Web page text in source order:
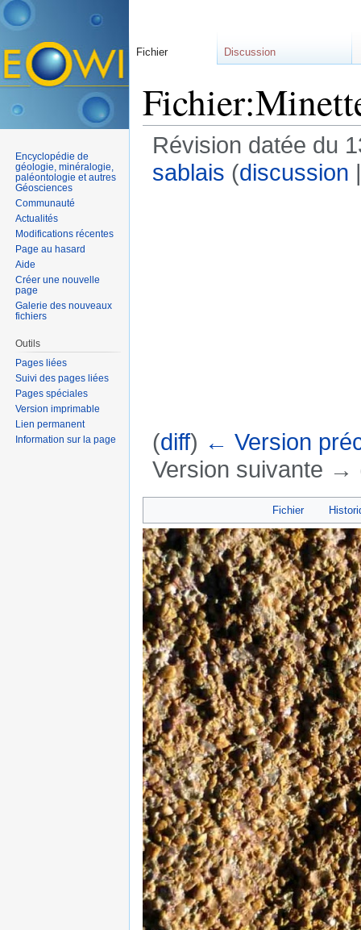
Révision datée du
sablais (discussion
(diff) ← Version
Version suivante →
Fichier
Fichier Discussion
Encyclopédie de
géologie, minéralogie,
paléontologie et autres
Géosciences
Communauté
Actualités
Modifications récentes
Page au hasard
Aide
Créer une nouvelle
page
Galerie des nouveaux
fichiers
Outils
Pages liées
Suivi des pages liées
Pages spéciales
Version imprimable
Lien permanent
Information sur la page